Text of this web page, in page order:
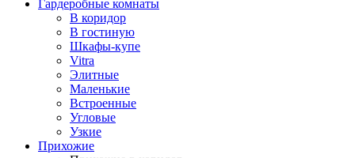
Гардеробные комнаты
В коридор
В гостиную
Шкафы-купе
Vitra
Элитные
Маленькие
Встроенные
Угловые
Узкие
Прихожие